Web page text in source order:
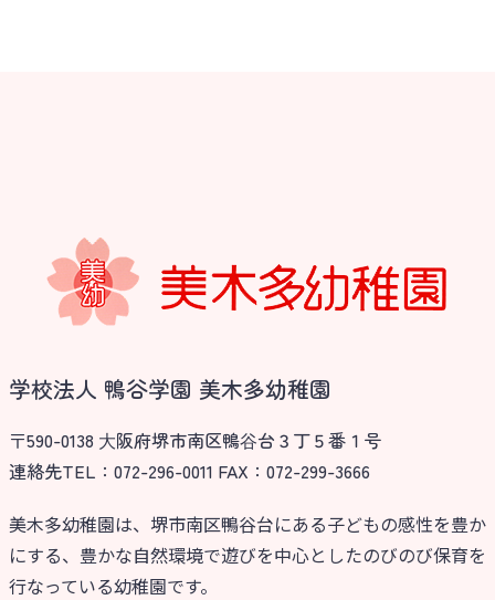
学校法人 鴨谷学園 美木多幼稚園
〒590-0138 ⼤阪府堺市南区鴨⾕台３丁５番１号
連絡先TEL：072-296-0011 FAX：072-299-3666
美木多幼稚園は、堺市南区鴨谷台にある子どもの感性を豊か
にする、豊かな自然環境で遊びを中心としたのびのび保育を
行なっている幼稚園です。
お知らせ
今日の幼稚園
園児募集要項
教職員募集